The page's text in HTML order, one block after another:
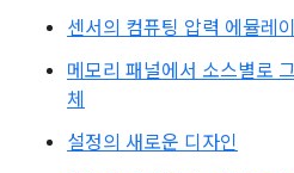
센서의 컴퓨팅 압력 에뮬레
메모리 패널에서 소스별로
체
설정의 새로운 디자인